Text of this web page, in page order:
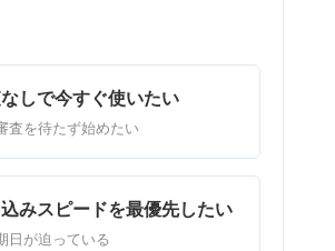
しで今すぐ使いたい
査を待たず始めたい
みスピードを最優先したい
日が迫っている